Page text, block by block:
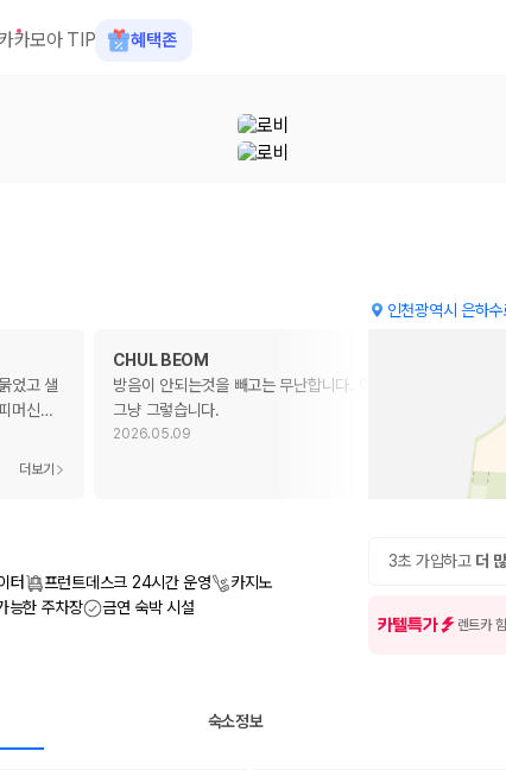
소 규정이 다릅니다. 카모아는 여러 제주 렌트카 업체의 조건을 한
맞는 차종별 가격을 비교합니다.
합니다.
니다.
카모아 TIP 혜택존
인천광역시 은하
었고 샐
머신…
더보기
CHUL BEOM
방음이 안되는것을 빼고는 무난합니다. 아침식사는 가격대비
그냥 그렇습니다.
2026.05.09
더보기
3초 가입하고 더
카텔특가 렌트카
터 프런트데스크 24시간 운영
카지노
능한 주차장 금연 숙박 시설
숙소정보